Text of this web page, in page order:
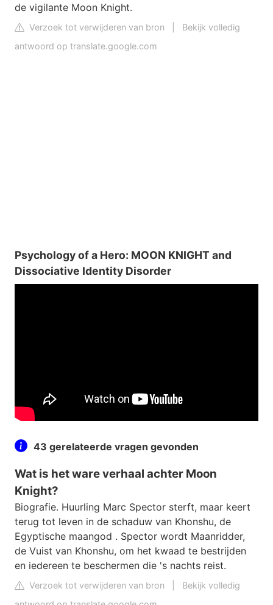
de vigilante Moon Knight.
Verzoek tot verwijderen van bron
Bekijk volledig
antwoord op translate.google.com
Psychology of a Hero: MOON KNIGHT and
Dissociative Identity Disorder
43 gerelateerde vragen gevonden
Wat is het ware verhaal achter Moon
Knight?
Biografie. Huurling Marc Spector sterft, maar keert
terug tot leven in de schaduw van Khonshu, de
Egyptische maangod . Spector wordt Maanridder,
de Vuist van Khonshu, om het kwaad te bestrijden
en iedereen te beschermen die 's nachts reist.
Verzoek tot verwijderen van bron
Bekijk volledig